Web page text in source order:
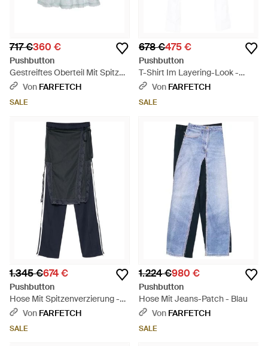
717 €360 €
Pushbutton
Gestreiftes Oberteil Mit Spitze -
WeißVon FARFETCH
SALE
678 €475 €
Pushbutton
T-Shirt Im Layering-Look -
Schwarz
Von FARFETCH
SALE
1.345 €674 €
Pushbutton
Hose Mit Spitzenverzierung -
BlauVon FARFETCH
SALE
1.224 €980 €
Pushbutton
Hose Mit Jeans-Patch - Blau
Von FARFETCH
SALE